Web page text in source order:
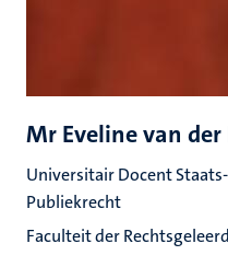
Mr Eveline van der
Universitair Docent
Publiekrecht
Faculteit der